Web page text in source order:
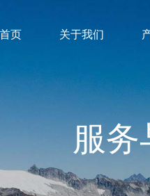
页 关于我们
服务